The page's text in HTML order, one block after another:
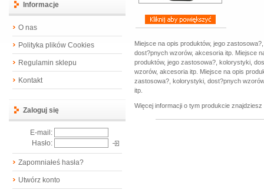
Informacje
O nas
Polityka plików Cookies
Regulamin sklepu
Kontakt
Zaloguj się
E-mail:
Hasło:
Zapomniałeś hasła?
Utwórz konto
Miejsce na opis produktów, jego
dost?pnych wzorów, akcesoria itp. Miejsce
produktów, jego zastosowa?, kolorystyki,
wzorów, akcesoria itp. Miejsce na opis
zastosowa?, kolorystyki, dost?pnych
itp.
Więcej informacji o tym produkcie